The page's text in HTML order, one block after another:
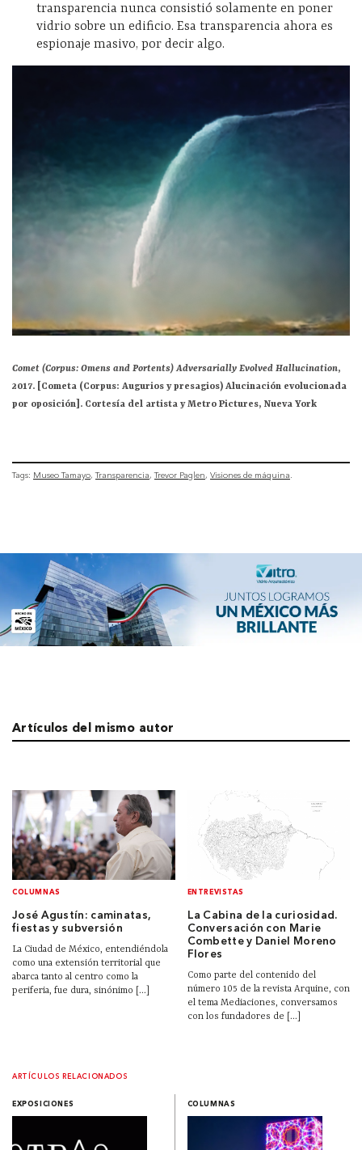
transparencia nunca consistió solamente en poner
vidrio sobre un edificio. Esa transparencia ahora es
espionaje masivo, por decir algo.
Comet (Corpus: Omens and Portents) Adversarially Evolved Hallucination,
2017. [Cometa (Corpus: Augurios y presagios) Alucinación evolucionada
por oposición]. Cortesía del artista y Metro Pictures, Nueva York
Tags: Museo Tamayo Transparencia Trevor Paglen Visiones de máquina
Artículos del mismo autor
COLUMNAS
José Agustín: caminatas,
fiestas y subversión
La Ciudad de México, entendiéndola
como una extensión territorial que
abarca tanto al centro como la
periferia, fue dura, sinónimo [...]
ENTREVISTAS
La Cabina de la curiosidad.
Conversación con Marie
Combette y Daniel Moreno
Flores
Como parte del contenido del
número 105 de la revista Arquine, con
el tema Mediaciones, conversamos
con los fundadores de [...]
ARTÍCULOS RELACIONADOS
EXPOSICIONES COLUMNAS